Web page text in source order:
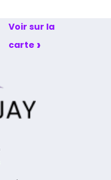
Voir sur la
carte ›